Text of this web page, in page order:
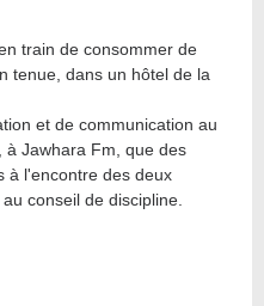
train de consommer de
tenue, dans un hôtel de la
et de communication au
à Jawhara Fm, que des
à l'encontre des deux
conseil de discipline.